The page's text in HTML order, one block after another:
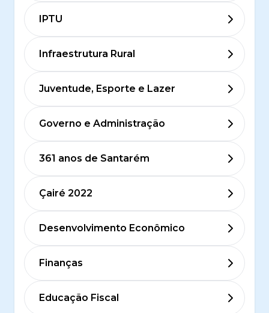
IPTU
Infraestrutura Rural
Juventude, Esporte e Lazer
Governo e Administração
361 anos de Santarém
Çairé 2022
Desenvolvimento Econômico
Finanças
Educação Fiscal